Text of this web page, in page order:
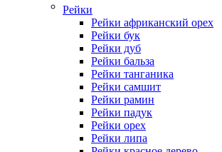
Рейки
Рейки африканский орех
Рейки бук
Рейки дуб
Рейки бальза
Рейки танганика
Рейки самшит
Рейки рамин
Рейки падук
Рейки орех
Рейки липа